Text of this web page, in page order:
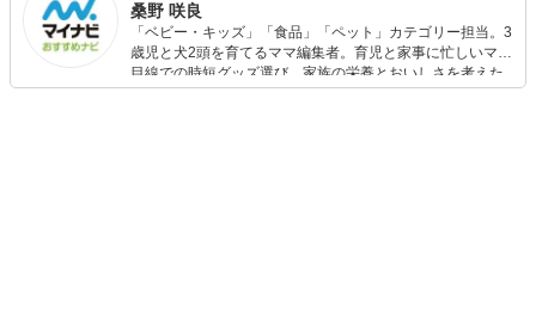
桑野 咲良
「ベビー・キッズ」「食品」「ペット」カテゴリー担当。3
歳児と犬2頭を育てるママ編集者。育児と家事に忙しいママ
目線での時短グッズ選び、家族の栄養とおいしさを考えた
食品選び、束の間のリラックスタイムを楽しむためのスイ